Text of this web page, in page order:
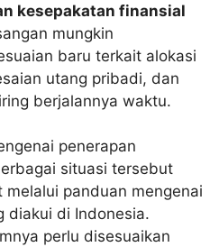
kesepakatan finansial
mungkin
baru terkait alokasi
utang pribadi, dan
berjalannya waktu.
penerapan
situasi tersebut
panduan mengenai
diakui di Indonesia.
perlu disesuaikan